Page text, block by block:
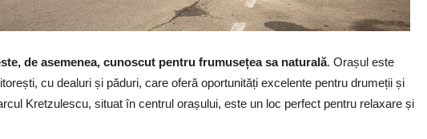
de asemenea, cunoscut pentru frumusețea sa naturală. Orașul este
cu dealuri și păduri, care oferă oportunități excelente pentru drumeții și
Kretzulescu, situat în centrul orașului, este un loc perfect pentru relaxare și